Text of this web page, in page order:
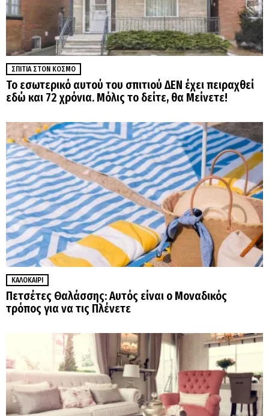
ΣΠΊΤΙΑ ΣΤΟΝ ΚΌΣΜΟ
Το εσωτερικό αυτού του σπιτιού ΔΕΝ έχει πειραχθεί
εδώ και 72 χρόνια. Μόλις το δείτε, θα Μείνετε!
ΚΑΛΟΚΑΊΡΙ
Πετσέτες Θαλάσσης: Αυτός είναι ο Μοναδικός
τρόπος για να τις Πλένετε